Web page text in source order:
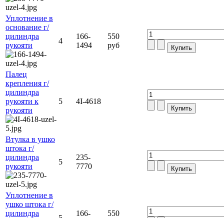
Уплотнение в
основание г/
цилиндра
рукояти
4
166-
1494
550
руб
Палец
крепления г/
цилиндра
рукояти к
рукояти
5 4I-4618
Втулка в ушко
штока г/
цилиндра
рукояти
5
235-
7770
Уплотнение в
ушко штока г/
цилиндра
166-
550